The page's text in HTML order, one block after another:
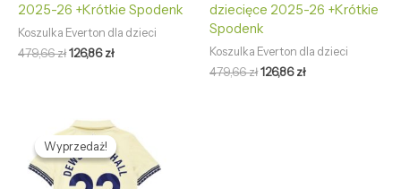
2025-26 +Krótkie Spodenk
Koszulka Everton dla dzieci
479,66zł126,86zł
dziecięce 2025-26 +Krótkie
Spodenk
Koszulka Everton dla dzieci
479,66zł126,86zł
Wyprzedaż!
Wyprzedaż!
Pierwotna
cena
wynosiła:
479,66 zł.
Aktualna
cena
wynosi:
126,86 zł.